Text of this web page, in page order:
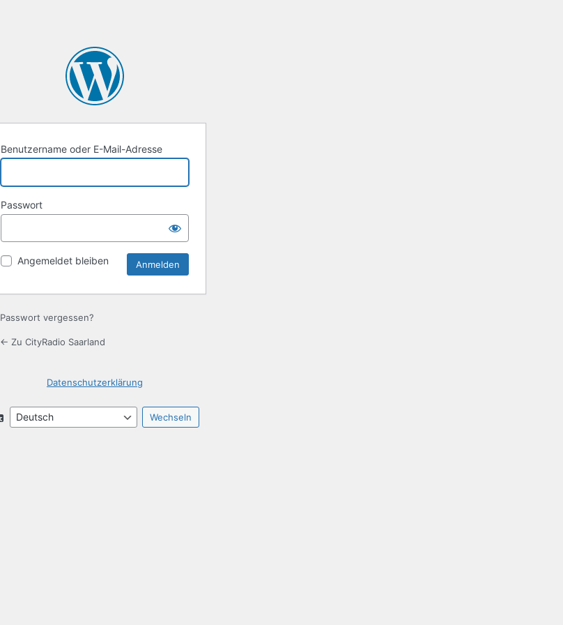
Benutzername oder E-Mail-Adresse
Passwort
Angemeldet bleiben
Passwort vergessen?
← Zu CityRadio Saarland
Datenschutzerklärung
Sprache